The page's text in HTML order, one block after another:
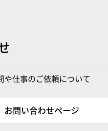
や仕事のご依頼について
お問い合わせページ